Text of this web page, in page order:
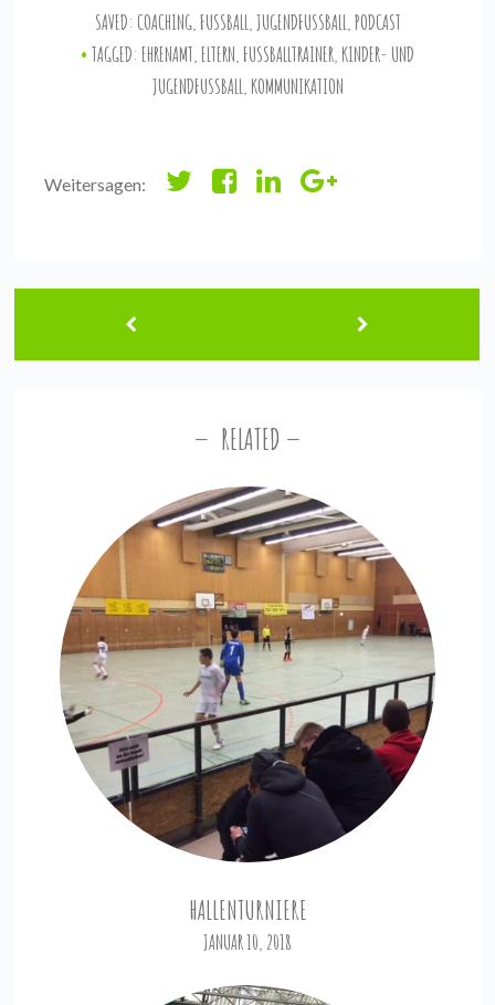
SAVED: COACHING,FUSSBALL,JUGENDFUSSBALL,PODCAST
TAGGED: EHRENAMT,ELTERN,FUSSBALLTRAINER , KINDER- UND
JUGENDFUSSBALL, KOMMUNIKATION
Weitersagen:
RELATED
HALLENTURNIERE
JANUAR 10, 2018